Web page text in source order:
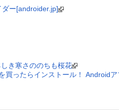
ー[androider.jp]
き寒さののちも桜花
買ったらインストール！ Androidア